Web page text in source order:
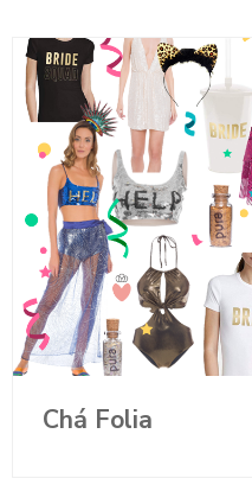
Chá Folia